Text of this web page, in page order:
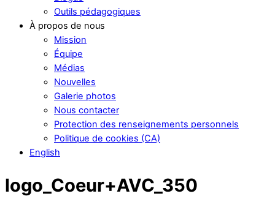
Outils pédagogiques
À propos de nous
Mission
Équipe
Médias
Nouvelles
Galerie photos
Nous contacter
Protection des renseignements personnels
Politique de cookies (CA)
English
logo_Coeur+AVC_350